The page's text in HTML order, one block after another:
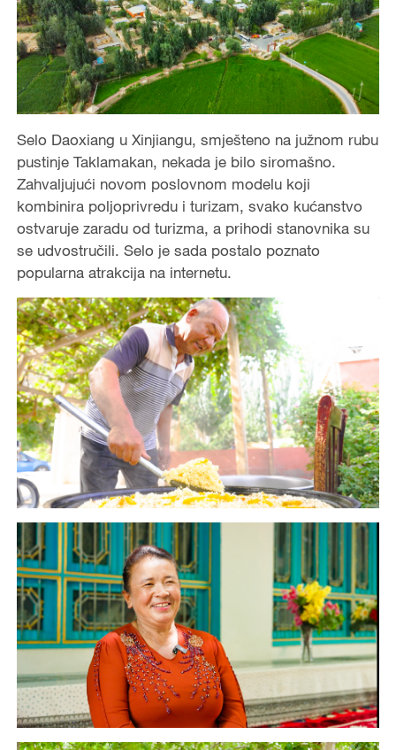
Selo Daoxiang u Xinjiangu, smješteno na južnom rubu
pustinje Taklamakan, nekada je bilo siromašno.
Zahvaljujući novom poslovnom modelu koji
kombinira poljoprivredu i turizam, svako kućanstvo
ostvaruje zaradu od turizma, a prihodi stanovnika su
se udvostručili. Selo je sada postalo poznato
popularna atrakcija na internetu.